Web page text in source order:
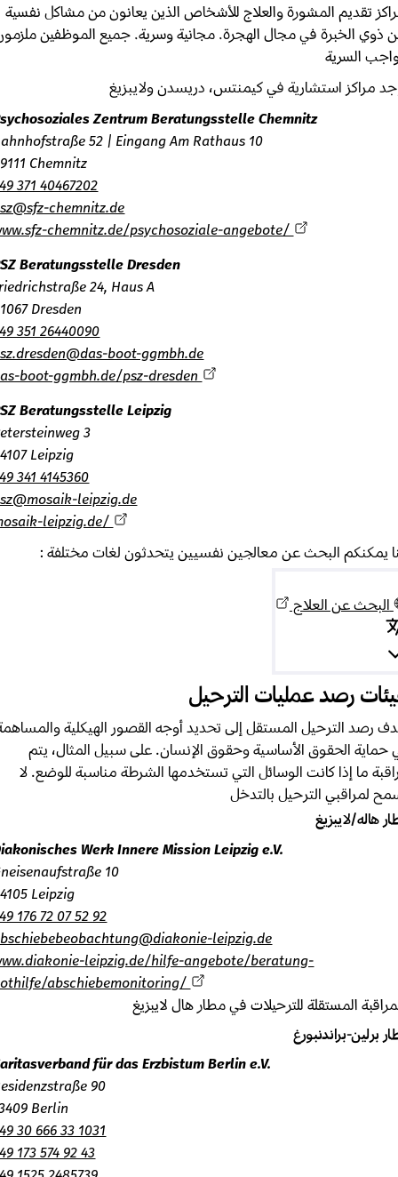
تقديم المشورة والعلاج للأشخاص الذين يعانون من مشاكل نفسية
الخبرة في مجال الهجرة. مجانية وسرية. جميع الموظفين ملزمون
السرية
مراكز استشارية في كيمنتس، دريسدن ولايبزيغ
Psychosoziales Zentrum Beratungsstelle Chemnitz
Bahnhofstraße 52 | Eingang Am Rathaus 10
09111 Chemnitz
+49 371 40467202
psz@sfz-chemnitz.de
www.sfz-chemnitz.de/psychosoziale-angebote/
PSZ Beratungsstelle Dresden
Friedrichstraße 24, Haus A
01067 Dresden
+49 351 26440090
psz.dresden@das-boot-ggmbh.de
das-boot-ggmbh.de/psz-dresden
PSZ Beratungsstelle Leipzig
Petersteinweg 3
04107 Leipzig
+49 341 4145360
psz@mosaik-leipzig.de
mosaik-leipzig.de/
البحث عن معالجين نفسيين يتحدثون لغات مختلفة :
عن العلاج
رصد عمليات الترحيل
رصد الترحيل المستقل إلى تحديد أوجه القصور الهيكلية والمساهمة
الحقوق الأساسية وحقوق الإنسان. على سبيل المثال، يتم
ما إذا كانت الوسائل التي تستخدمها الشرطة مناسبة للوضع. لا
لمراقبي الترحيل بالتدخل
لايبزيغ
Diakonisches Werk Innere Mission Leipzig e.V.
Gneisenaufstraße 10
04105 Leipzig
+49 176 72 07 52 92
abschiebebeobachtung@diakonie-leipzig.de
www.diakonie-leipzig.de/hilfe-angebote/beratung-
nothilfe/abschiebemonitoring/
المستقلة للترحيلات في مطار هال لايبزيغ
براندنبورغ
Caritasverband für das Erzbistum Berlin e.V.
Residenzstraße 90
13409 Berlin
+49 30 666 33 1031
+49 173 574 92 43